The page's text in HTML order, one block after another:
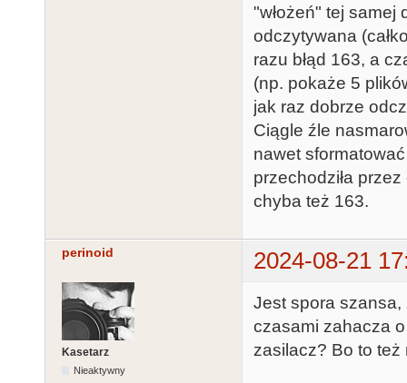
"włożeń" tej samej
odczytywana
razu błąd 163, a
(np. pokaże 5
jak raz dobrze
Ciągle źle
nawet
przechodziła
chyba też 163.
perinoid 2024-08-21
Kasetarz
Nieaktywny
Jest spora
czasami zahacza
zasilacz? Bo to